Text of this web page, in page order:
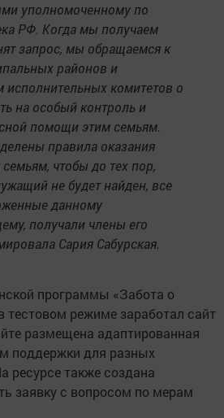
уполномоченному по
РФ. Когда мы получаем
запрос, мы обращаемся к
районов и
исполнительных комитетов о
на особый контроль и
помощи этим семьям.
правила оказания
чтобы до тех пор,
не будет найден, все
данному
получали члены его
Сария Сабурская.
программы «Забота о
тестовом режиме заработал сайт
размещена адаптированная
поддержки для разных
ресурсе также создана
заявку с вопросом по мерам